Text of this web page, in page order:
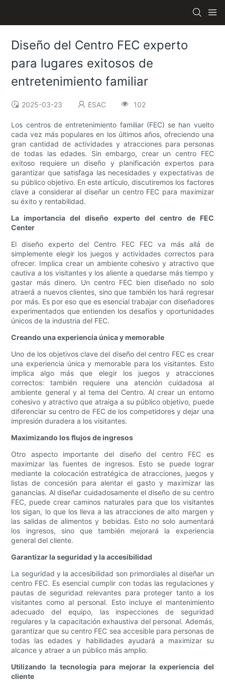
Diseño del Centro FEC experto
para lugares exitosos de
entretenimiento familiar
2025-03-23 ESAC 102
Los centros de entretenimiento familiar (FEC) se han vuelto
cada vez más populares en los últimos años, ofreciendo una
gran cantidad de actividades y atracciones para personas
de todas las edades. Sin embargo, crear un centro FEC
exitoso requiere un diseño y planificación expertos para
garantizar que satisfaga las necesidades y expectativas de
su público objetivo. En este artículo, discutiremos los factores
clave a considerar al diseñar un centro FEC para maximizar
su éxito y rentabilidad.
La importancia del diseño experto del centro de FEC
Center
El diseño experto del Centro FEC FEC va más allá de
simplemente elegir los juegos y actividades correctos para
ofrecer. Implica crear un ambiente cohesivo y atractivo que
cautiva a los visitantes y los aliente a quedarse más tiempo y
gastar más dinero. Un centro FEC bien diseñado no solo
atraerá a nuevos clientes, sino que también los hará regresar
por más. Es por eso que es esencial trabajar con diseñadores
experimentados que entienden los desafíos y oportunidades
únicos de la industria del FEC.
Creando una experiencia única y memorable
Uno de los objetivos clave del diseño del centro FEC es crear
una experiencia única y memorable para los visitantes. Esto
implica algo más que elegir los juegos y atracciones
correctos: también requiere una atención cuidadosa al
ambiente general y al tema del Centro. Al crear un entorno
cohesivo y atractivo que atraiga a su público objetivo, puede
diferenciar su centro de FEC de los competidores y dejar una
impresión duradera a los visitantes.
Maximizando los flujos de ingresos
Otro aspecto importante del diseño del centro FEC es
maximizar las fuentes de ingresos. Esto se puede lograr
mediante la colocación estratégica de atracciones, juegos y
listas de concesión para alentar el gasto y maximizar las
ganancias. Al diseñar cuidadosamente el diseño de su centro
FEC, puede crear caminos naturales para que los visitantes
los sigan, lo que los lleva a las atracciones de alto margen y
las salidas de alimentos y bebidas. Esto no solo aumentará
los ingresos, sino que también mejorará la experiencia
general del cliente.
Garantizar la seguridad y la accesibilidad
La seguridad y la accesibilidad son primordiales al diseñar un
centro FEC. Es esencial cumplir con todas las regulaciones y
pautas de seguridad relevantes para proteger tanto a los
visitantes como al personal. Esto incluye el mantenimiento
adecuado del equipo, las inspecciones de seguridad
regulares y la capacitación exhaustiva del personal. Además,
garantizar que su centro FEC sea accesible para personas de
todas las edades y habilidades ayudará a maximizar su
alcance y atraer a un público más amplio.
Utilizando la tecnología para mejorar la experiencia del
cliente